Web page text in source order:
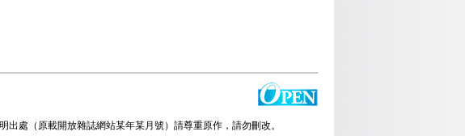
出處（原載開放雜誌網站某年某月號）請尊重原作，請勿刪改。